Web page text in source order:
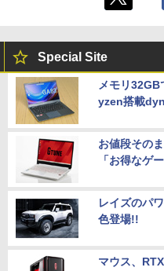
Special Site
メモリ32GB
yzen搭載
お値段その
「お得なゲ
レイズのパ
色登場!!
マウス、